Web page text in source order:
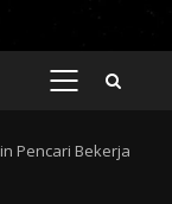
PRIMARY
Pencari Bekerja